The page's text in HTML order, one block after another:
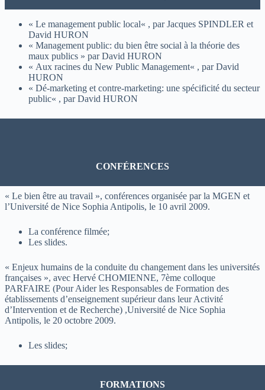
« Le management public local« , par Jacques SPINDLER et
David HURON
« Management public: du bien être social à la théorie des
maux publics » par David HURON
« Aux racines du New Public Management« , par David
HURON
« Dé-marketing et contre-marketing: une spécificité du secteur
public« , par David HURON
CONFÉRENCES
« Le bien être au travail », conférences organisée par la MGEN et
l’Université de Nice Sophia Antipolis, le 10 avril 2009.
La conférence filmée;
Les slides.
« Enjeux humains de la conduite du changement dans les universités
françaises », avec Hervé CHOMIENNE, 7ème colloque
PARFAIRE (Pour Aider les Responsables de Formation des
établissements d’enseignement supérieur dans leur Activité
d’Intervention et de Recherche) ,Université de Nice Sophia
Antipolis, le 20 octobre 2009.
Les slides;
FORMATIONS